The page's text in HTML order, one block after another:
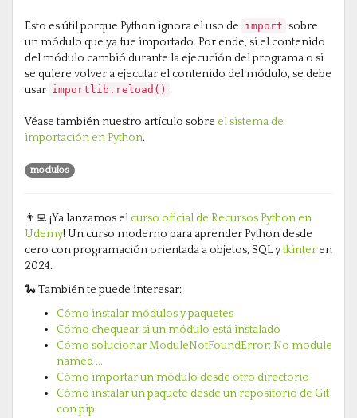
Esto es útil porque Python ignora el uso de import sobre
un módulo que ya fue importado. Por ende, si el contenido
del módulo cambió durante la ejecución del programa o si
se quiere volver a ejecutar el contenido del módulo, se debe
usar importlib.reload() .
Véase también nuestro artículo sobre el sistema de
importación en Python.
modulos
👨‍💻 ¡Ya lanzamos elcurso oficial de Recursos Python en
Udemy! Un curso moderno para aprender Python desde
cero con programación orientada a objetos, SQL ytkinter en
2024.
🐍 También te puede interesar:
Cómo instalar módulos y paquetes
Cómo chequear si un módulo está instalado
Cómo solucionar ModuleNotFoundError: No module
named ...
Cómo importar un módulo desde otro directorio
Cómo instalar un paquete desde un repositorio de Git
con pip